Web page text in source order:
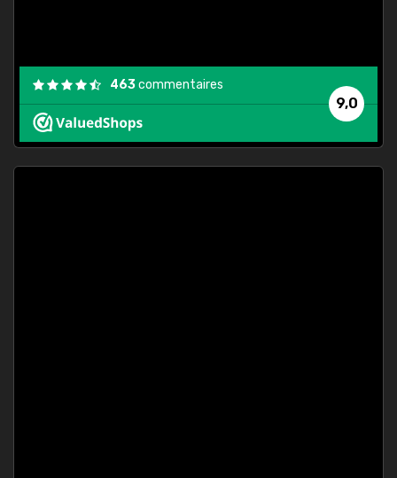
9,0
463commentaires